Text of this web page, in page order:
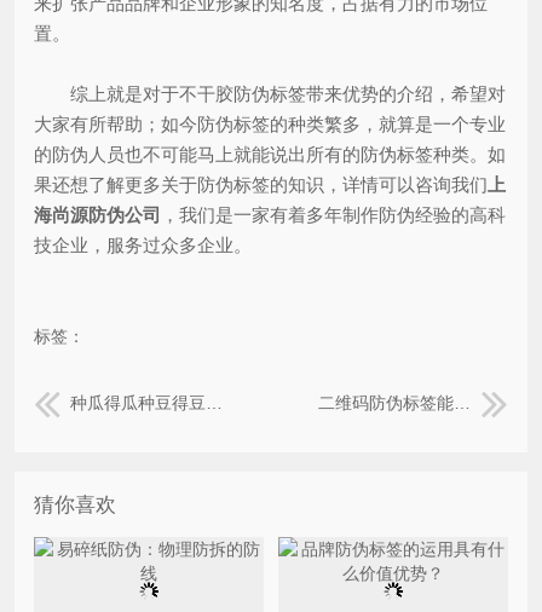
置。
综上就是对于不干胶防伪标签带来优势的介绍，希望对
大家有所帮助；如今防伪标签的种类繁多，就算是一个专业
的防伪人员也不可能马上就能说出所有的防伪标签种类。如
果还想了解更多关于防伪标签的知识，详情可以咨询我们 上
海尚源防伪公司 ，我们是一家有着多年制作防伪经验的高科
技企业，服务过众多企业。
标签：
种瓜得瓜种豆得豆，防伪之花绽开 二维码防伪标签能给企业带来哪些营销作用？
猜你喜欢